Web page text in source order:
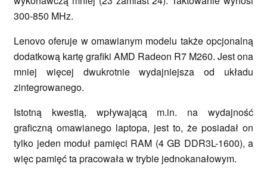
300-850 MHz.
Lenovo oferuje w omawianym modelu także opcjonalną
dodatkową kartę grafiki AMD Radeon R7 M260. Jest ona
mniej więcej dwukrotnie wydajniejsza od układu
zintegrowanego.
Istotną kwestią, wpływającą m.in. na wydajność
graficzną omawianego laptopa, jest to, że posiadał on
tylko jeden moduł pamięci RAM (4 GB DDR3L-1600), a
więc pamięć ta pracowała w trybie jednokanałowym.